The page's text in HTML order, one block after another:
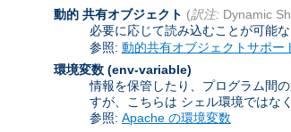
動的 共有オブジェクト (訳注: Dynamic
必要に応じて読み込むことが可能
参照: 動的共有オブジェクトサポー
環境変数 (env-variable)
情報を保管したり、プログラム間
すが、こちらは シェル環境ではな
参照: Apache の環境変数